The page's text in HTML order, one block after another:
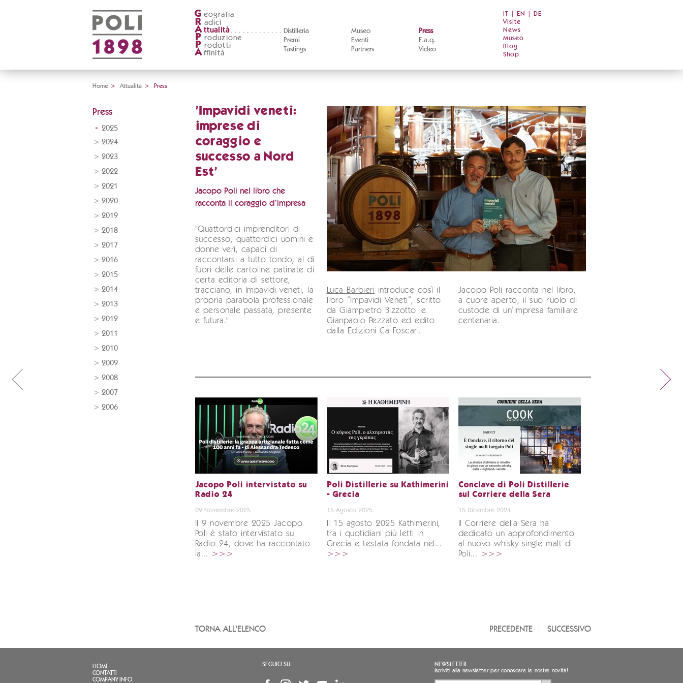
G eografia
R adici
A ttualità
Distilleria
Premi
Tastings
Museo
Eventi
Partners
Press
F.a.q.
Video
P roduzione
P rodotti
A ffinità
IT EN
DE
Visite
News
Museo
Blog
Shop
Home > Attualità > Press
Press
2025
2024
2023
2022
2021
2020
2019
2018
2017
2016
2015
2014
2013
2012
2011
2010
2009
2008
2007
2006
'Impavidi veneti:
imprese di
coraggio e
successo a Nord
Est'
Jacopo Poli nel libro che
racconta il coraggio d’impresa
"Quattordici imprenditori di
successo, quattordici uomini e
donne veri, capaci di
raccontarsi a tutto tondo, al di
fuori delle cartoline patinate di
certa editoria di settore,
tracciano, in Impavidi veneti, la
propria parabola professionale
e personale passata, presente
e futura."
Luca Barbieri introduce così il
libro “Impavidi Veneti”, scritto
da Giampietro Bizzotto e
Gianpaolo Pezzato ed edito
dalla Edizioni Cà Foscari.
Jacopo Poli racconta nel libro,
a cuore aperto, il suo ruolo di
custode di un’impresa familiare
centenaria.
Jacopo Poli intervistato su
Radio 24
09 Novembre 2025
Il 9 novembre 2025 Jacopo
Poli è stato intervistato su
Radio 24, dove ha raccontato
la... >>>
Poli Distillerie su Kathimerini
- Grecia
15 Agosto 2025
Il 15 agosto 2025 Kathimerini,
tra i quotidiani più letti in
Grecia e testata fondata nel...
>>>
Conclave di Poli Distillerie
sul Corriere della Sera
15 Dicembre 2024
Il Corriere della Sera ha
dedicato un approfondimento
al nuovo whisky single malt di
Poli... >>>
TORNA ALL'ELENCO SUCCESSIVO
PRECEDENTE
HOME
CONTATTI
COMPANY INFO
SEGUICI SU: NEWSLETTER
Iscriviti alla newsletter per conoscere le nostre novità!